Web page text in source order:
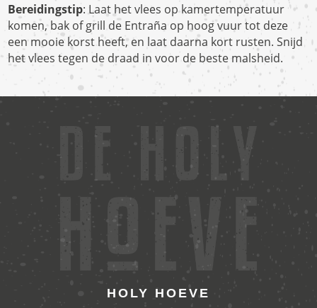
Bereidingstip: Laat het vlees op kamertemperatuur
komen, bak of grill de Entraña op hoog vuur tot deze
een mooie korst heeft, en laat daarna kort rusten. Snijd
het vlees tegen de draad in voor de beste malsheid.
HOLY HOEVE